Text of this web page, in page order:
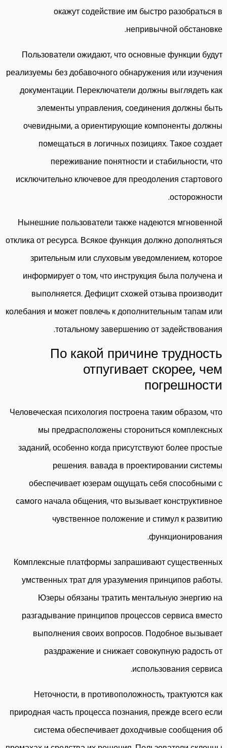
окажут содействие им быстро разобраться в
непривычной обстановке.
Пользователи ожидают, что основные функции будут
реализуемы без добавочного обнаружения или изучения
документации. Переключатели должны выглядеть как
элементы управления, соединения должны быть
очевидными, а ориентирующие компоненты должны
помещаться в логичных позициях. Такое создает
переживание понятности и стабильности, что
исключительно ключевое для преодоления стартового
осторожности.
Нынешние пользователи также надеются мгновенной
отклика от ресурса. Всякое функция должно дополняться
зрительным или слуховым уведомлением, которое
информирует о том, что инструкция была получена и
выполняется. Дефицит схожей отзыва производит
колебания и может повлечь к дополнительным тапам или
тотальному завершению от задействования.
По какой причине трудность
отпугивает скорее, чем
погрешности
Человеческая психология построена таким образом, что
мы предрасположены сторониться комплексных
заданий, особенно когда присутствуют более простые
решения. вавада в проектировании системы
обеспечивает юзерам ощущать себя способными с
самого начала общения, что вызывает конструктивное
чувственное положение и стимул к развитию
функционирования.
Комплексные платформы запрашивают существенных
умственных трат для уразумения принципов работы.
Юзеры обязаны тратить ментальную энергию на
разгадывание принципов процессов сервиса вместо
выполнения своих вопросов. Подобное вызывает
раздражение и снижает совокупную радость от
использования сервиса.
Неточности, в противоположность, трактуются как
природная часть процесса познания, прежде всего если
система обеспечивает доходчивые сообщения об